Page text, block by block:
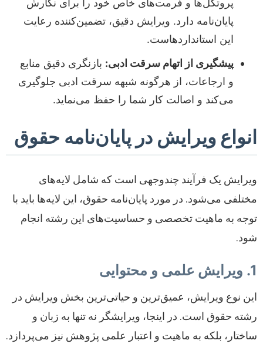
پروتکل‌ها و فرمت‌های خاص خود را برای نگارش
پایان‌نامه دارد. ویرایش دقیق، تضمین‌کننده رعایت
این استانداردهاست.
پیشگیری از اتهام سرقت ادبی: بازنگری دقیق منابع
و ارجاعات، از هرگونه شبهه سرقت ادبی جلوگیری
می‌کند و اصالت کار شما را حفظ می‌نماید.
انواع ویرایش در پایان‌نامه حقوق
ویرایش یک فرآیند چندوجهی است که شامل لایه‌های
مختلفی می‌شود. در مورد پایان‌نامه حقوق، این لایه‌ها باید با
توجه به ماهیت تخصصی و حساسیت‌های این رشته انجام
شود.
1. ویرایش علمی و محتوایی
این نوع ویرایش، عمیق‌ترین و حیاتی‌ترین بخش ویرایش در
رشته حقوق است. در اینجا، ویرایشگر نه تنها به زبان و
ساختار، بلکه به ماهیت و اعتبار علمی پژوهش نیز می‌پردازد.